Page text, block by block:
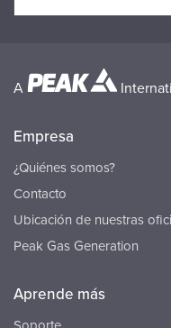
A
Empresa
¿Quiénes somos?
Contacto
Ubicación de nuestras
Peak Gas Generation
Aprende más